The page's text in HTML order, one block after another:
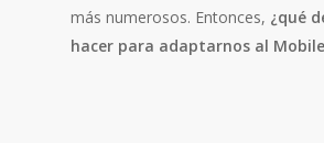
más numerosos. Entonces, ¿qué
hacer para adaptarnos al